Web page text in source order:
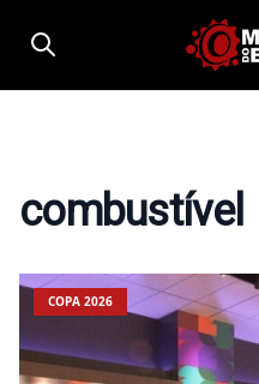
combustível
COPA 2026